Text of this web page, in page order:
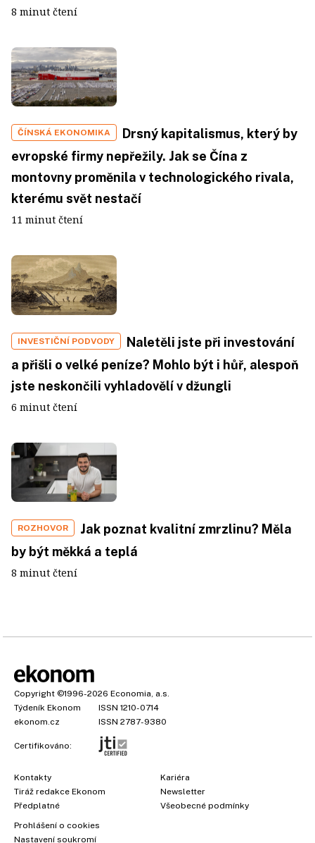
8 minut čtení
ČÍNSKÁ EKONOMIKA
Drsný kapitalismus, který by
evropské firmy nepřežily. Jak se Čína z
montovny proměnila v technologického rivala,
kterému svět nestačí
11 minut čtení
INVESTIČNÍ PODVODY
Naletěli jste při investování
a přišli o velké peníze? Mohlo být i hůř, alespoň
jste neskončili vyhladovělí v džungli
6 minut čtení
ROZHOVOR
Jak poznat kvalitní zmrzlinu? Měla
by být měkká a teplá
8 minut čtení
Copyright ©1996-2026 Economia, a.s.
Týdeník Ekonom
ISSN 1210-0714
ekonom.cz
ISSN 2787-9380
Certifikováno:
Kontakty
Tiráž redakce Ekonom
Předplatné
Kariéra
Newsletter
Všeobecné podmínky
Prohlášení o cookies
Nastavení soukromí